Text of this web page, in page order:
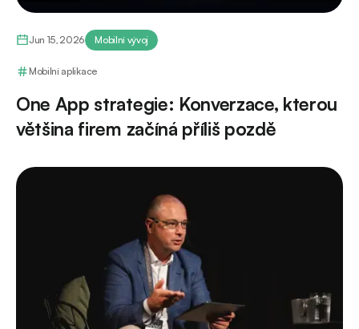
Jun 15, 2026 Mobilní vývoj
Mobilní aplikace
One App strategie: Konverzace, kterou
většina firem začíná příliš pozdě